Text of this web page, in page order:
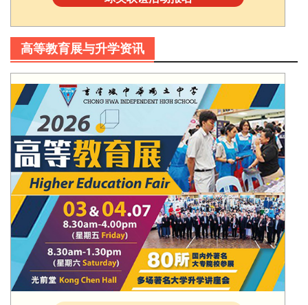
高等教育展与升学资讯